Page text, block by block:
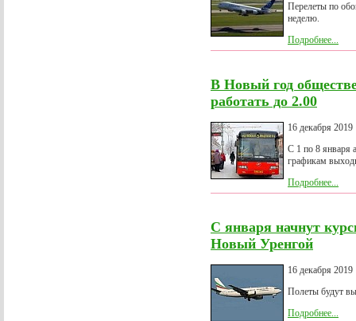
Перелеты по
неделю.
Подробнее...
В Новый год
работать до 2.00
16 декабря 2019
С 1 по 8 января
графикам
Подробнее...
С января начнут
Новый Уренгой
16 декабря 2019
Полеты будут
Подробнее...